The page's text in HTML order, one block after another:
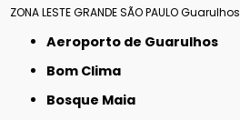
ZONA LESTEGRANDE SÃO PAULOGuarulhos
Aeroporto de Guarulhos
Bom Clima
Bosque Maia